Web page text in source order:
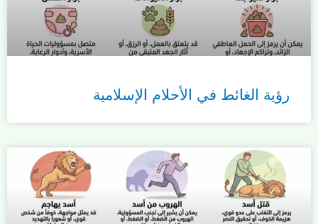
رؤية الغائط في الأحلام الإسلامية